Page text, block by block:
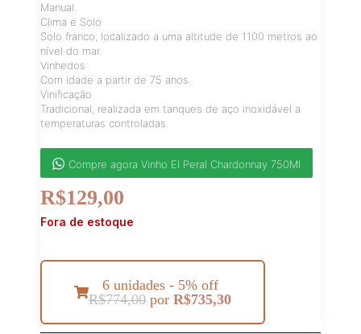
Manual.
Clima e Solo
Solo franco, localizado a uma altitude de 1100 metros ao
nível do mar.
Vinhedos
Com idade a partir de 75 anos.
Vinificação
Tradicional, realizada em tanques de aço inoxidável a
temperaturas controladas.
Compre agora Vinho El Peral Chardonnay 750Ml
R$129,00
Fora de estoque
6 unidades - 5% off
R$774,00 por R$735,30